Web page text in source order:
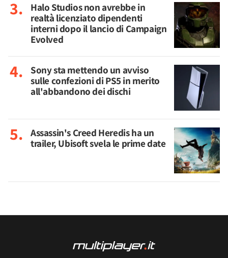
Halo Studios non avrebbe in
realtà licenziato dipendenti
interni dopo il lancio di Campaign
Evolved
Sony sta mettendo un avviso
sulle confezioni di PS5 in merito
all'abbandono dei dischi
Assassin's Creed Heredis ha un
trailer, Ubisoft svela le prime date